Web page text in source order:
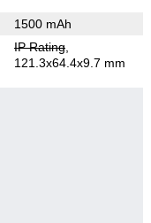
1500 mAh
IP Rating,
121.3x64.4x9.7 mm